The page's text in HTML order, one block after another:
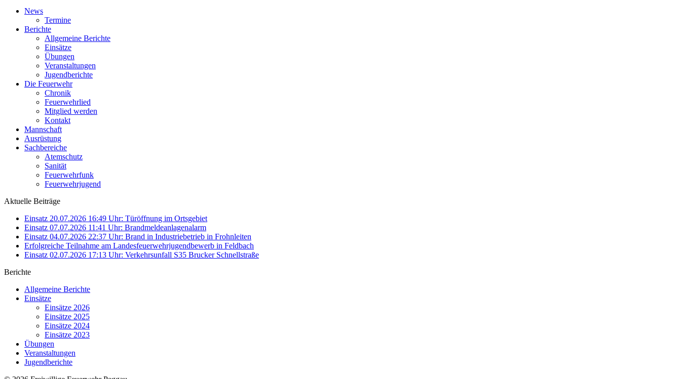
News
Termine
Berichte
Allgemeine Berichte
Einsätze
Übungen
Veranstaltungen
Jugendberichte
Die Feuerwehr
Chronik
Feuerwehrlied
Mitglied werden
Kontakt
Mannschaft
Ausrüstung
Sachbereiche
Atemschutz
Sanität
Feuerwehrfunk
Feuerwehrjugend
Aktuelle Beiträge
Einsatz 20.07.2026 16:49 Uhr: Türöffnung im Ortsgebiet
Einsatz 07.07.2026 11:41 Uhr: Brandmeldeanlagenalarm
Einsatz 04.07.2026 22:37 Uhr: Brand in Industriebetrieb in Frohnleiten
Erfolgreiche Teilnahme am Landesfeuerwehrjugendbewerb in Feldbach
Einsatz 02.07.2026 17:13 Uhr: Verkehrsunfall S35 Brucker Schnellstraße
Berichte
Allgemeine Berichte
Einsätze
Einsätze 2026
Einsätze 2025
Einsätze 2024
Einsätze 2023
Übungen
Veranstaltungen
Jugendberichte